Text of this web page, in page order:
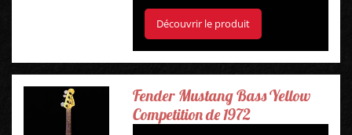
AMPLIS
PÉDALES ET EFFETS
AUTRE
Découvrir le produit
Fender Mustang Bass Yellow
Competition de 1972